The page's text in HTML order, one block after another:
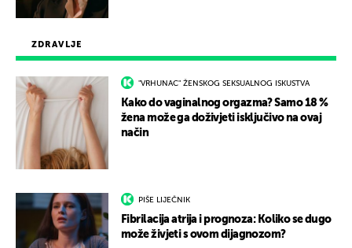
ZDRAVLJE
"VRHUNAC" ŽENSKOG SEKSUALNOG ISKUSTVA
Kako do vaginalnog orgazma? Samo 18 %
žena može ga doživjeti isključivo na ovaj
način
PIŠE LIJEČNIK
Fibrilacija atrija i prognoza: Koliko se dugo
može živjeti s ovom dijagnozom?